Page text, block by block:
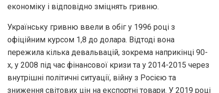
економіку і відповідно зміцнять гривню.
Українську гривню ввели в обіг у 1996 році з
офіційним курсом 1,8 до долара. Відтоді вона
пережила кілька девальвацій, зокрема наприкінці 90-
х, у 2008 під час фінансової кризи та у 2014-2015 через
внутрішні політичні ситуації, війну з Росією та
зниження світових цін на експортні товари. У 2019 році